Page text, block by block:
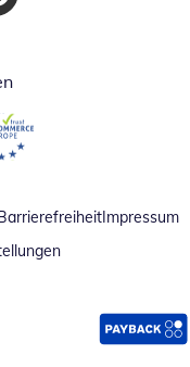
Fenster
in neuem Fenster
in neuem Fenster
Impressum